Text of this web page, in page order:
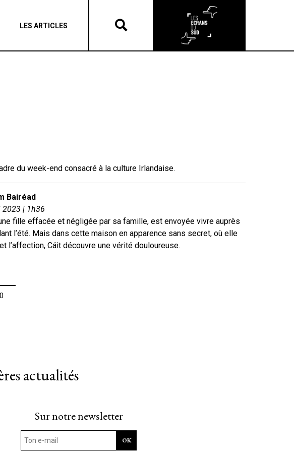
LES ARTICLES
du week-end consacré à la culture Irlandaise.
Bairéad
2023 | 1h36
fille effacée et négligée par sa famille, est envoyée vivre auprès
l’été. Mais dans cette maison en apparence sans secret, où elle
l’affection, Cáit découvre une vérité douloureuse.
actualités
Sur notre newsletter